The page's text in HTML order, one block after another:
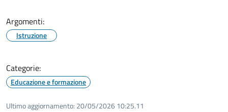
Argomenti:
Istruzione
Categorie:
Educazione e formazione
Ultimo aggiornamento: 20/05/2026 10:25.11